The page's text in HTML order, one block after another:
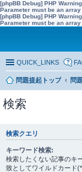
[phpBB Debug] PHP Warning
Parameter must be an
[phpBB Debug] PHP Warning
Parameter must be an
QUICK_LINKS
問題提起トップ 問
検索
検索クエリ
キーワード検索:
検索したくない記事のキ
致としてワイルドカード